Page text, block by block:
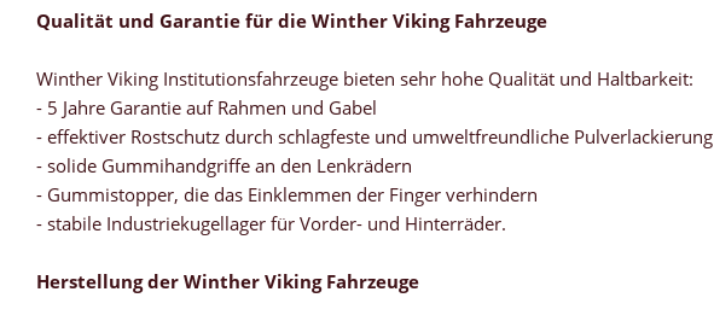
Qualität und Garantie für die Winther Viking Fahrzeuge
Winther Viking Institutionsfahrzeuge bieten sehr hohe Qualität und Haltbarkeit:
- 5 Jahre Garantie auf Rahmen und Gabel
- effektiver Rostschutz durch schlagfeste und umweltfreundliche Pulverlackierung
- solide Gummihandgriffe an den Lenkrädern
- Gummistopper, die das Einklemmen der Finger verhindern
- stabile Industriekugellager für Vorder- und Hinterräder.
Herstellung der Winther Viking Fahrzeuge